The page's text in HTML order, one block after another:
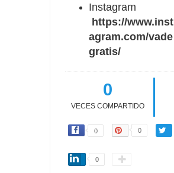
Instagram
https://www.inst
agram.com/vade
gratis/
0
VECES COMPARTIDO
0 0
0